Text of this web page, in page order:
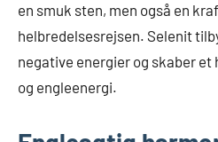
en smuk sten, men også en
helbredelsesrejsen. Selenit
negative energier og skaber
og engleenergi.